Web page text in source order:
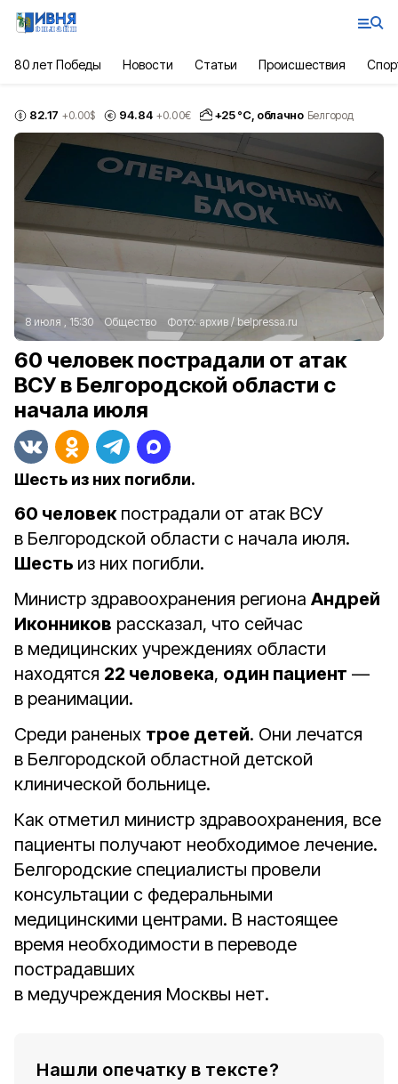
80 лет Победы Новости Статьи Происшествия
82.17 +0.00$ 94.84 +0.00€ +25°С, облачно Белгород
8 июля , 15:30 Общество Фото: архив / belpressa.ru
60 человек пострадали от атак
ВСУ в Белгородской области с
начала июля
Шесть из них погибли.
60 человекпострадали от атак ВСУ
в Белгородской области с начала июля.
Шесть из них погибли.
Министр здравоохранения региона Андрей
Иконников рассказал, что сейчас
в медицинских учреждениях области
находятся 22 человека, один пациент —
в реанимации.
Среди раненых трое детей. Они лечатся
в Белгородской областной детской
клинической больнице.
Как отметил министр здравоохранения, все
пациенты получают необходимое лечение.
Белгородские специалисты провели
консультации с федеральными
медицинскими центрами. В настоящее
время необходимости в переводе
пострадавших
в медучреждения Москвы нет.
Нашли опечатку в тексте?